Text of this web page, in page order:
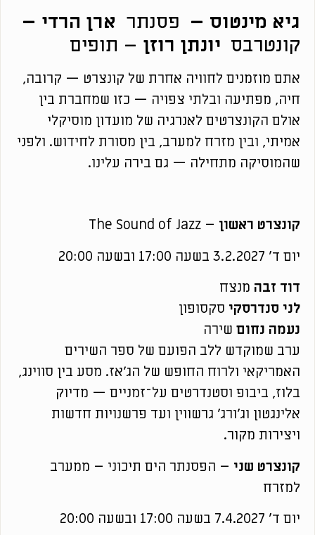
גיא מינטוס – פסנתר ארן הרדי –
קונטרבס יונתן רוזן – תופים
אתם מוזמנים לחוויה אחרת של קונצרט — קרובה,
חיה, מפתיעה ובלתי צפויה — כזו שמחברת בין
אולם הקונצרטים לאנרגיה של מועדון מוסיקלי
אמיתי, ובין מזרח למערב, בין מסורת לחידוש. ולפני
שהמוסיקה מתחילה — גם בירה עלינו.
קונצרט ראשון – The Sound of Jazz
יום ד' 3.2.2027 בשעה 17:00 ובשעה 20:00
דוד זבה מנצח
לני סנדרסקי סקסופון
נעמה נחום שירה
ערב שמוקדש ללב הפועם של ספר השירים
האמריקאי ולרוח החופש של הג׳אז. מסע בין סווינג,
בלוז, ביבופ וסטנדרטים על־זמניים — מדיוק
אלינגטון וג׳ורג׳ גרשווין ועד פרשנויות חדשות
ויצירות מקור.
קונצרט שני – הפסנתר הים תיכוני – ממערב
למזרח
יום ד' 7.4.2027 בשעה 17:00 ובשעה 20:00